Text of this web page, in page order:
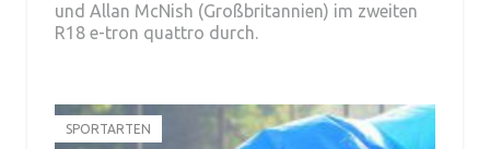
und Allan McNish (Großbritannien) im zweiten
R18 e-tron quattro durch.
SPORTARTEN